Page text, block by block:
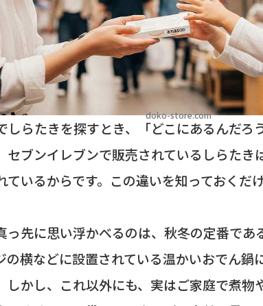
doko-store.com
しらたきを探すとき、「どこにあるんだろ
セブンイレブンで販売されているしらたき
ているからです。この違いを知っておくだ
っ先に思い浮かべるのは、秋冬の定番であ
の横などに設置されている温かいおでん鍋
しかし、これ以外にも、実はご家庭で煮物